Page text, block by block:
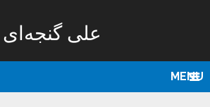
علی گنجه‌ای
MENU